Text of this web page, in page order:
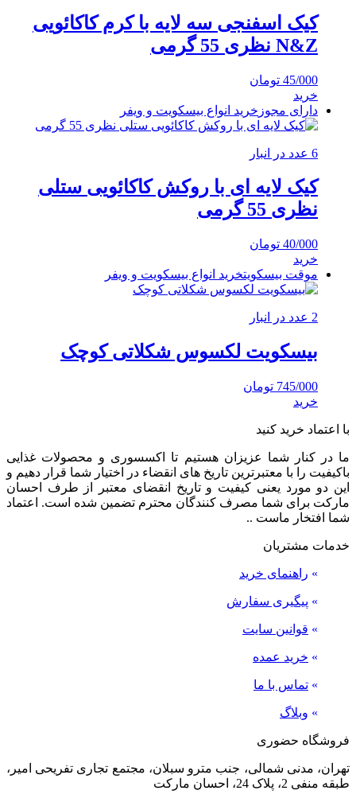
کیک اسفنجی سه لایه با کرم کاکائویی
N&Z نظری 55 گرمی
45/000 تومان
خرید
دارای مجوز خرید انواع بیسکویت و ویفر
6 عدد در انبار
کیک لایه ای با روکش کاکائویی ستلی
نظری 55 گرمی
40/000 تومان
خرید
موقت بیسکویتخرید انواع بیسکویت و ویفر
2 عدد در انبار
بیسکویت لکسوس شکلاتی کوچک
745/000 تومان
خرید
با اعتماد خرید کنید
ما در کنار شما عزیزان هستیم تا اکسسوری و محصولات غذایی
باکیفیت را با معتبرترین تاریخ های انقضاء در اختیار شما قرار دهیم و
این دو مورد یعنی کیفیت و تاریخ انقضای معتبر از طرف احسان
مارکت برای شما مصرف کنندگان محترم تضمین شده است. اعتماد
شما افتخار ماست ..
خدمات مشتریان
» راهنمای خرید
» پیگیری سفارش
» قوانین سایت
» خرید عمده
» تماس با ما
» وبلاگ
فروشگاه حضوری
تهران، مدنی شمالی، جنب مترو سبلان، مجتمع تجاری تفریحی امیر،
طبقه منفی 2، پلاک 24، احسان مارکت